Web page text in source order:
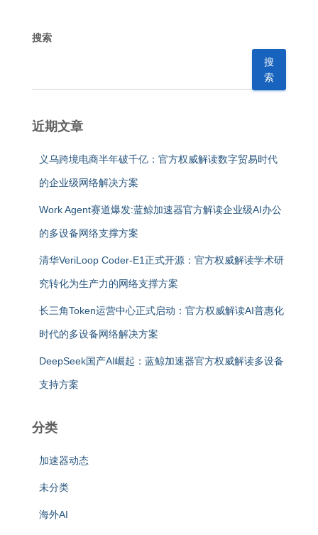
搜索
搜
索
近期文章
义乌跨境电商半年破千亿：官方权威解读数字贸易时代
的企业级网络解决方案
Work Agent赛道爆发:蓝鲸加速器官方解读企业级AI办公
的多设备网络支撑方案
清华VeriLoop Coder-E1正式开源：官方权威解读学术研
究转化为生产力的网络支撑方案
长三角Token运营中心正式启动：官方权威解读AI普惠化
时代的多设备网络解决方案
DeepSeek国产AI崛起：蓝鲸加速器官方权威解读多设备
支持方案
分类
加速器动态
未分类
海外AI